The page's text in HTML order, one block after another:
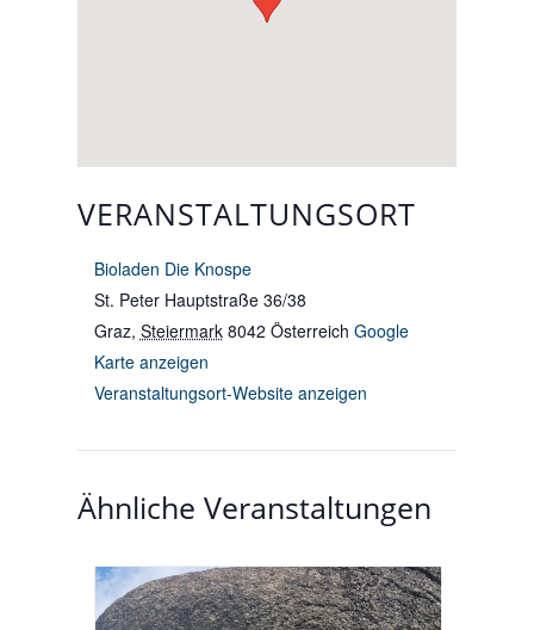
VERANSTALTUNGSORT
Bioladen Die Knospe
St. Peter Hauptstraße 36/38
Graz, Steiermark 8042 Österreich Google
Karte anzeigen
Veranstaltungsort-Website anzeigen
Ähnliche Veranstaltungen